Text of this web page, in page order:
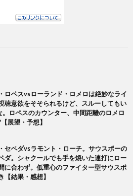
ロペスvsローランド・ロメロは絶妙なライ
聴意欲をそそられるけど、スルーしてもい
。ロペスのカウンター、中間距離のロメロ
展望・予想】
セペダvsラモント・ローチ。サウスポーの
ダ。シャクールでも手を焼いた連打にロー
に合わず。低重心のファイター型サウスポ
【結果・感想】